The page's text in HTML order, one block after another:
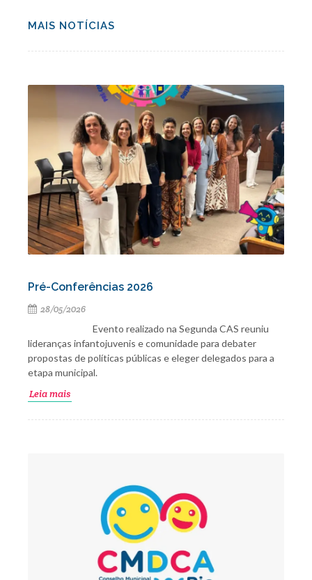
MAIS NOTÍCIAS
Pré-Conferências 2026
28/05/2026
Evento realizado na Segunda CAS reuniu
lideranças infantojuvenis e comunidade para debater
propostas de políticas públicas e eleger delegados para a
etapa municipal.
Leia mais